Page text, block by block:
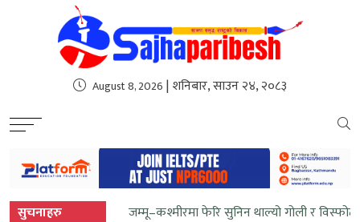
sweet bonanza
August 8, 2026 | शनिबार, साउन २४, २०८३
सुचनाहरु जम्मू–कश्मीरमा फेरि सुनिन थाल्यो गोली र